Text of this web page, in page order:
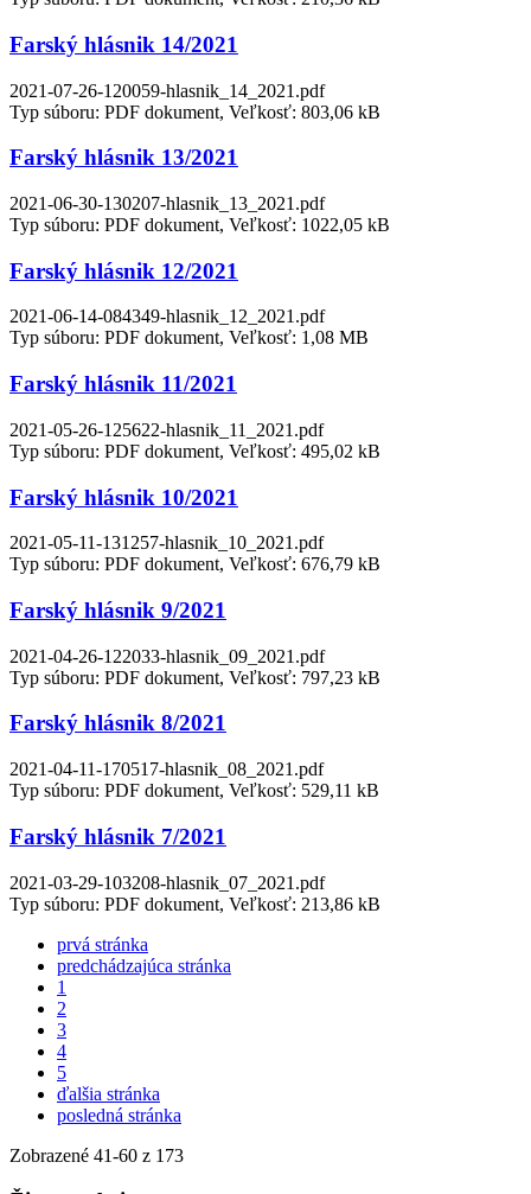
Farský hlásnik 14/2021
2021-07-26-120059-hlasnik_14_2021.pdf
Typ súboru: PDF dokument, Veľkosť: 803,06 kB
Farský hlásnik 13/2021
2021-06-30-130207-hlasnik_13_2021.pdf
Typ súboru: PDF dokument, Veľkosť: 1022,05 kB
Farský hlásnik 12/2021
2021-06-14-084349-hlasnik_12_2021.pdf
Typ súboru: PDF dokument, Veľkosť: 1,08 MB
Farský hlásnik 11/2021
2021-05-26-125622-hlasnik_11_2021.pdf
Typ súboru: PDF dokument, Veľkosť: 495,02 kB
Farský hlásnik 10/2021
2021-05-11-131257-hlasnik_10_2021.pdf
Typ súboru: PDF dokument, Veľkosť: 676,79 kB
Farský hlásnik 9/2021
2021-04-26-122033-hlasnik_09_2021.pdf
Typ súboru: PDF dokument, Veľkosť: 797,23 kB
Farský hlásnik 8/2021
2021-04-11-170517-hlasnik_08_2021.pdf
Typ súboru: PDF dokument, Veľkosť: 529,11 kB
Farský hlásnik 7/2021
2021-03-29-103208-hlasnik_07_2021.pdf
Typ súboru: PDF dokument, Veľkosť: 213,86 kB
prvá stránka
predchádzajúca stránka
1
2
3
4
5
ďalšia stránka
posledná stránka
Zobrazené 41-60 z 173